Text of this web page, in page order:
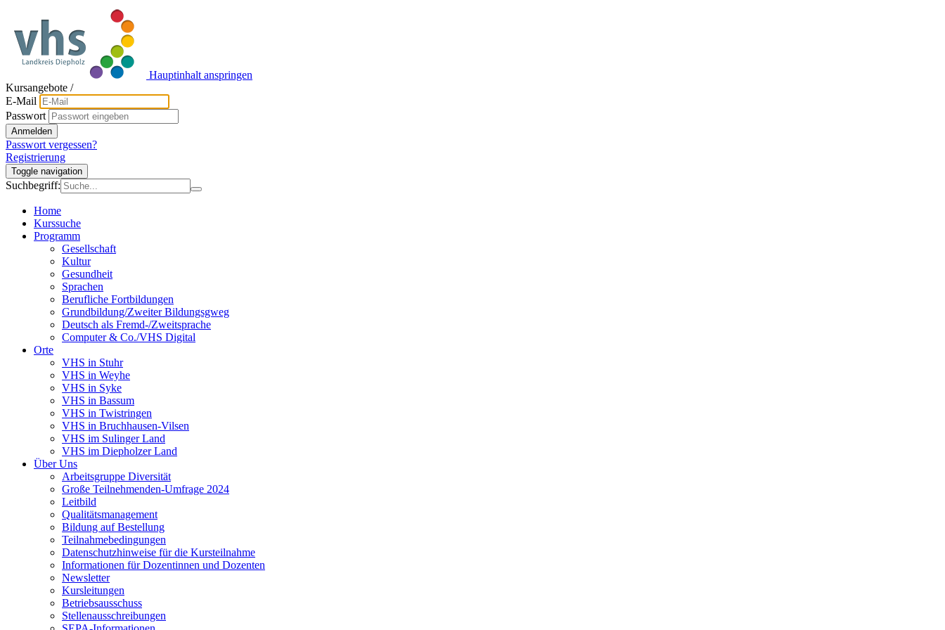
Hauptinhalt anspringen
Kursangebote /
E-Mail
Passwort
Anmelden
Passwort vergessen?
Registrierung
Toggle navigation
Suchbegriff:
Home
Kurssuche
Programm
Gesellschaft
Kultur
Gesundheit
Sprachen
Berufliche Fortbildungen
Grundbildung/Zweiter Bildungsgweg
Deutsch als Fremd-/Zweitsprache
Computer & Co./VHS Digital
Orte
VHS in Stuhr
VHS in Weyhe
VHS in Syke
VHS in Bassum
VHS in Twistringen
VHS in Bruchhausen-Vilsen
VHS im Sulinger Land
VHS im Diepholzer Land
Über Uns
Arbeitsgruppe Diversität
Große Teilnehmenden-Umfrage 2024
Leitbild
Qualitätsmanagement
Bildung auf Bestellung
Teilnahmebedingungen
Datenschutzhinweise für die Kursteilnahme
Informationen für Dozentinnen und Dozenten
Newsletter
Kursleitungen
Betriebsausschuss
Stellenausschreibungen